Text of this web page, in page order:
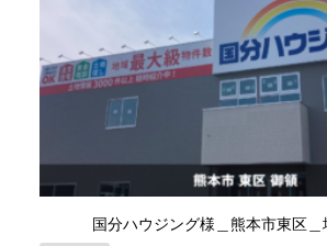
国分ハウジング様＿熊本市東区＿